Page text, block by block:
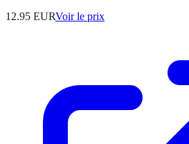
12.95 EURVoir le prix